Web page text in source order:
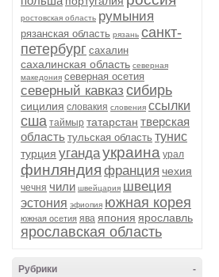
ростовская область румыния
рязанская область рязань санкт-
петербург сахалин
сахалинская область северная
македония северная осетия
северный кавказ сибирь
сицилия словакия словения ссылки
сша таймыр татарстан тверская
область тульская область тунис
турция угандаукраина урал
финляндия франция чехия
чечня чили швейцария швеция
эстония эфиопия южная корея
южная осетия ява япония ярославль
ярославская область
-
Рубрики